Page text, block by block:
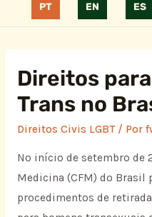
PT EN ES
Direitos
Trans no
Direitos Civis LGBT/ Por
No início de setembro de
Medicina (CFM) do Brasil
procedimentos de